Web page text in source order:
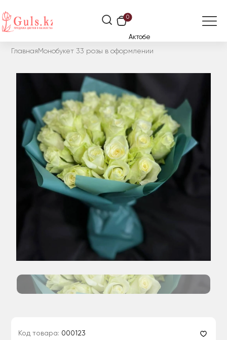
0
Актобе
Главная Монобукет 33 розы в оформлении
Код товара: 000123